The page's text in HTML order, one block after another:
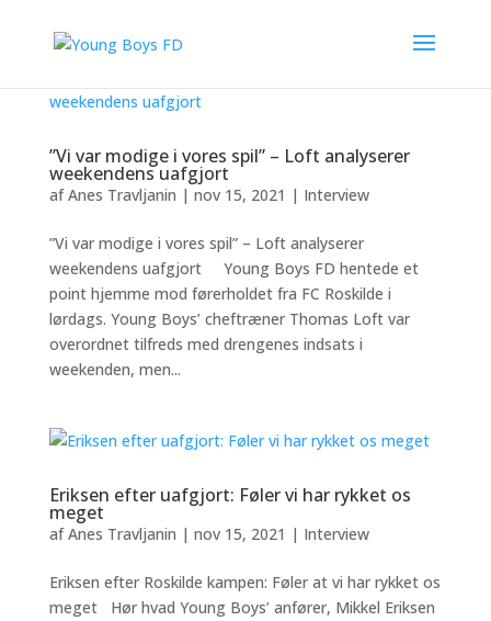
”Vi var modige i vores spil” – Loft analyserer
weekendens uafgjort
afAnes Travljanin | nov 15, 2021 | Interview
”Vi var modige i vores spil” – Loft analyserer
weekendens uafgjort Young Boys FD hentede et
point hjemme mod førerholdet fra FC Roskilde i
lørdags. Young Boys’ cheftræner Thomas Loft var
overordnet tilfreds med drengenes indsats i
weekenden, men...
Eriksen efter uafgjort: Føler vi har rykket os
meget
afAnes Travljanin | nov 15, 2021 | Interview
Eriksen efter Roskilde kampen: Føler at vi har rykket os
meget Hør hvad Young Boys’ anfører, Mikkel Eriksen